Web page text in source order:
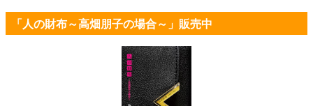
「人の財布～高畑朋子の場合～」販売中